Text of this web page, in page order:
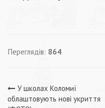
Переглядів: 864
Навігація
У школах Коломиї
облаштовують нові укриття